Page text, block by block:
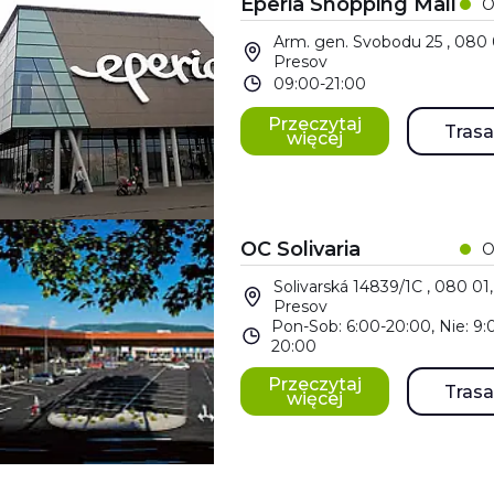
Arm. gen. Svobodu 25 , 080
Presov
09:00-21:00
Przeczytaj
więcej Trasa
OC Solivaria
Solivarská 14839/1C , 080 01,
Presov
Pon-Sob: 6:00-20:00, Nie:
20:00
Przeczytaj
więcej Trasa